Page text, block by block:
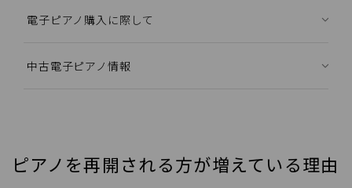
電子ピアノ購入に際して
中古電子ピアノ情報
ピアノを再開される方が増えている理由